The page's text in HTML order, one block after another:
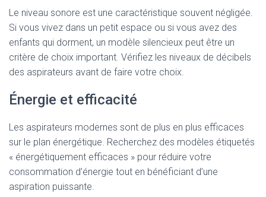
Le niveau sonore est une caractéristique souvent négligée.
Si vous vivez dans un petit espace ou si vous avez des
enfants qui dorment, un modèle silencieux peut être un
critère de choix important. Vérifiez les niveaux de décibels
des aspirateurs avant de faire votre choix.
Énergie et efficacité
Les aspirateurs modernes sont de plus en plus efficaces
sur le plan énergétique. Recherchez des modèles étiquetés
« énergétiquement efficaces » pour réduire votre
consommation d’énergie tout en bénéficiant d’une
aspiration puissante.